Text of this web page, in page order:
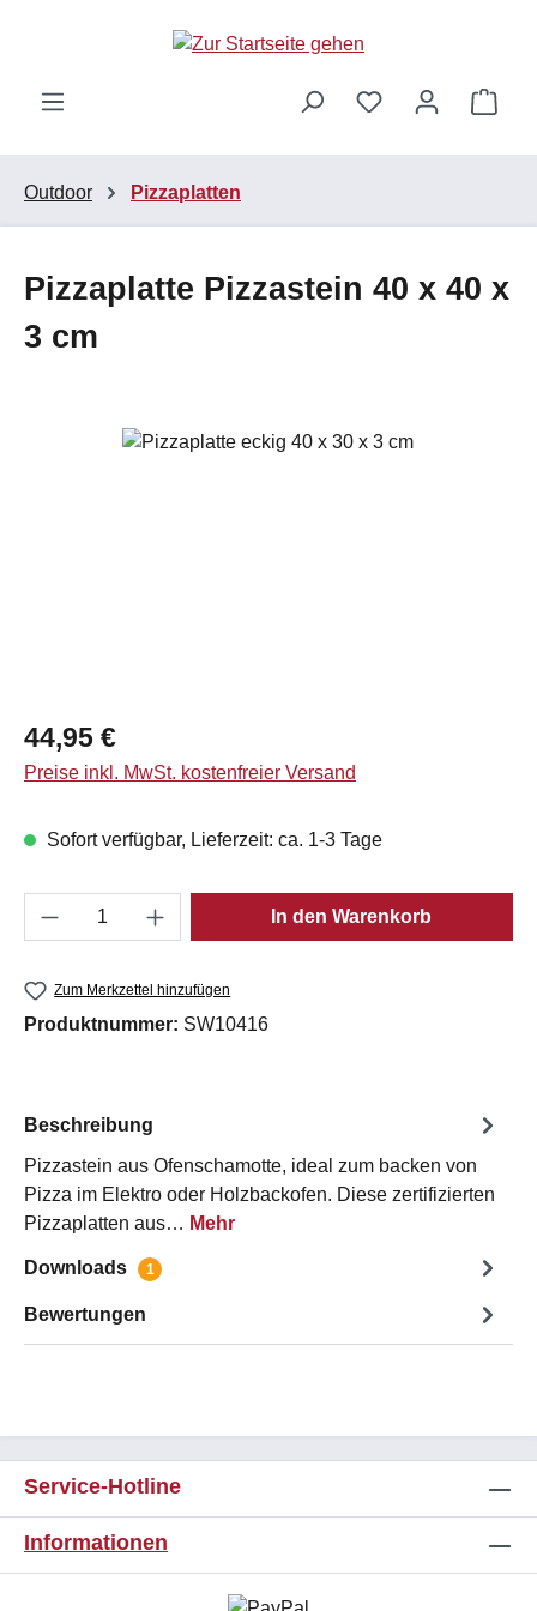
Zum Hauptinhalt springen
Outdoor Pizzaplatten
Pizzaplatte Pizzastein 40 x 40 x
3 cm
Bildergalerie überspringen
Regulärer Preis:
44,95 €
Preise inkl. MwSt. kostenfreier Versand
Sofort verfügbar, Lieferzeit: ca. 1-3 Tage
Produkt Anzahl: Gib den gewünschten
In den Warenkorb
Zum Merkzettel hinzufügen
Produktnummer: SW10416
Beschreibung
Pizzastein aus Ofenschamotte, ideal zum backen von
Pizza im Elektro oder Holzbackofen. Diese zertifizierten
Pizzaplatten aus… Mehr
Downloads 1
Bewertungen
Service-Hotline
Informationen